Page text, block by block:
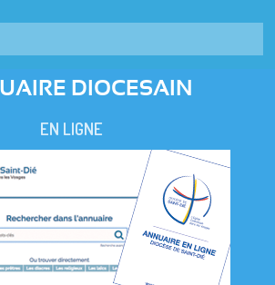
DIOCESAIN
EN LIGNE